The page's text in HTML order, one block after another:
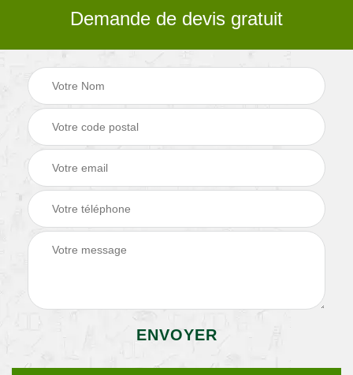
Demande de devis gratuit